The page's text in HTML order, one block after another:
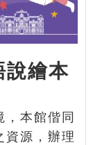
說繪本
本館偕同
資源，辦理